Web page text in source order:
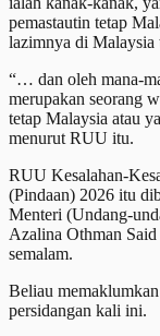
pemastautin tetap
lazimnya di Malaysia
“… dan oleh mana-
merupakan seorang
tetap Malaysia atau
menurut RUU itu.
RUU Kesalahan-
(Pindaan) 2026 itu
Menteri (Undang-
Azalina Othman
semalam.
Beliau
persidangan kali ini.